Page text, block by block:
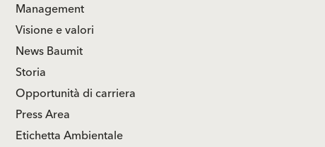
Management
Visione e valori
News Baumit
Storia
Opportunità di carriera
Press Area
Etichetta Ambientale